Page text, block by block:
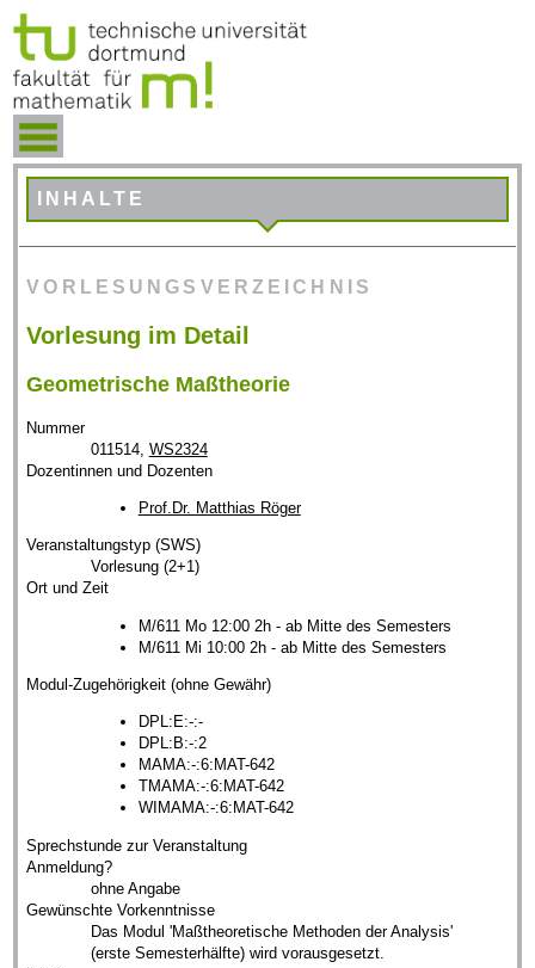
INHALTE
VORLESUNGSVERZEICHNIS
Vorlesung im Detail
Geometrische Maßtheorie
Nummer
011514, WS2324
Dozentinnen und Dozenten
Prof.Dr. Matthias Röger
Veranstaltungstyp (SWS)
Vorlesung (2+1)
Ort und Zeit
M/611 Mo 12:00 2h - ab Mitte des Semesters
M/611 Mi 10:00 2h - ab Mitte des Semesters
Modul-Zugehörigkeit (ohne Gewähr)
DPL:E:-:-
DPL:B:-:2
MAMA:-:6:MAT-642
TMAMA:-:6:MAT-642
WIMAMA:-:6:MAT-642
Sprechstunde zur Veranstaltung
Anmeldung?
ohne Angabe
Gewünschte Vorkenntnisse
Das Modul 'Maßtheoretische Methoden der Analysis'
(erste Semesterhälfte) wird vorausgesetzt.